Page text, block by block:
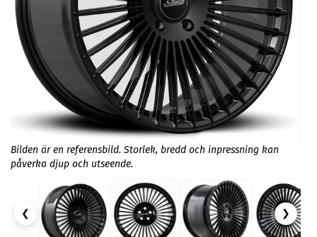
Bilden är en referensbild. Storlek, bredd och inpressning kan
påverka djup och utseende.
❮ ❯